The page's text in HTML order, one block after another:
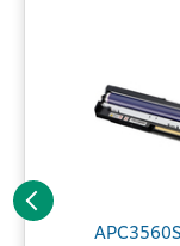
前へ